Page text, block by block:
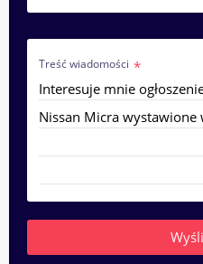
Treść wiadomości